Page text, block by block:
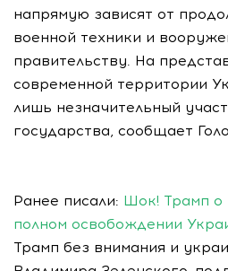
напрямую зависят от
военной техники и
правительству. На
современной территории
лишь незначительный
государства, сообщает
Ранее писали: Шок! Трамп о
полном освобождении
Трамп без внимания и